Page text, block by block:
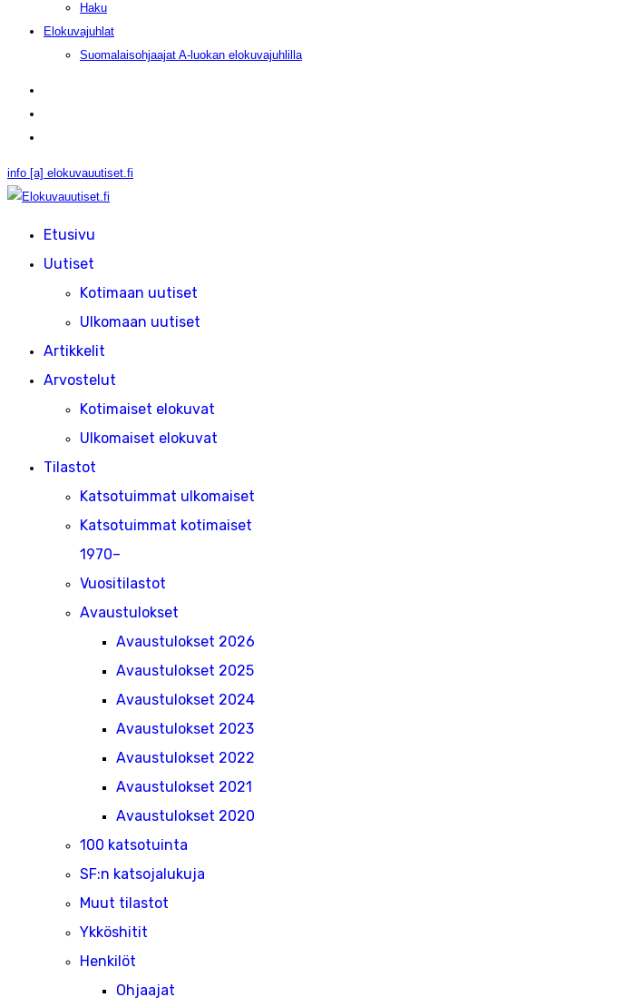
Haku
Elokuvajuhlat
Suomalaisohjaajat A-luokan elokuvajuhlilla
info [a] elokuvauutiset.fi
Etusivu
Uutiset
Kotimaan uutiset
Ulkomaan uutiset
Artikkelit
Arvostelut
Kotimaiset elokuvat
Ulkomaiset elokuvat
Tilastot
Katsotuimmat ulkomaiset
Katsotuimmat kotimaiset
1970–
Vuositilastot
Avaustulokset
Avaustulokset 2026
Avaustulokset 2025
Avaustulokset 2024
Avaustulokset 2023
Avaustulokset 2022
Avaustulokset 2021
Avaustulokset 2020
100 katsotuinta
SF:n katsojalukuja
Muut tilastot
Ykköshitit
Henkilöt
Ohjaajat